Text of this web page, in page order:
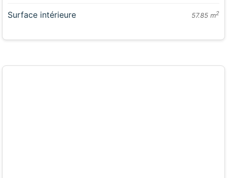
Surface intérieure 57.85 m2